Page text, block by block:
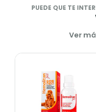
PUEDE QUE TE
Ver